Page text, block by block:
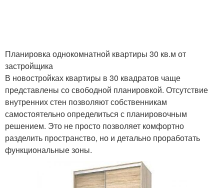
Планировка однокомнатной квартиры 30 кв.м от
застройщика
В новостройках квартиры в 30 квадратов чаще
представлены со свободной планировкой. Отсутствие
внутренних стен позволяют собственникам
самостоятельно определиться с планировочным
решением. Это не просто позволяет комфортно
разделить пространство, но и детально проработать
функциональные зоны.